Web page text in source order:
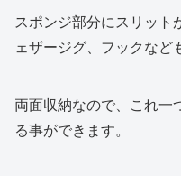
スポンジ部分にスリット
ェザージグ、フックなど
両面収納なので、これ一
る事ができます。